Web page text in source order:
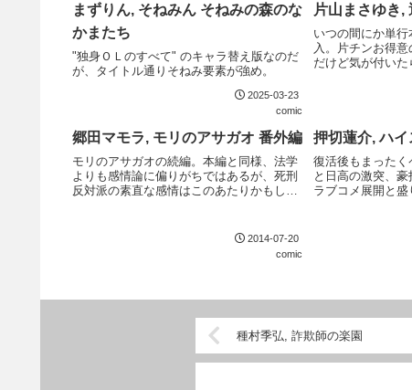
まずりん, そねみん そねみの森のな
かまたち
"独身ＯＬのすべて" のキャラ替え版なのだ
が、タイトル通りそねみ要素が強め。
2025-03-23
comic
片山まさゆき,
いつの間にか単
入。片チンお得
だけど気が付いた
ンって、初期の
かったりするん
郷田マモラ, モリのアサガオ 番外編
モリのアサガオの続編。本編と同様、法学
よりも感情論に偏りがちではあるが、死刑
反対派の素直な感情はこのあたりかもしれ
2014-07-20
comic
押切蓮介, ハ
復活後もまった
と日高の激突、
ラブコメ展開と盛
種村季弘, 詐欺師の楽園